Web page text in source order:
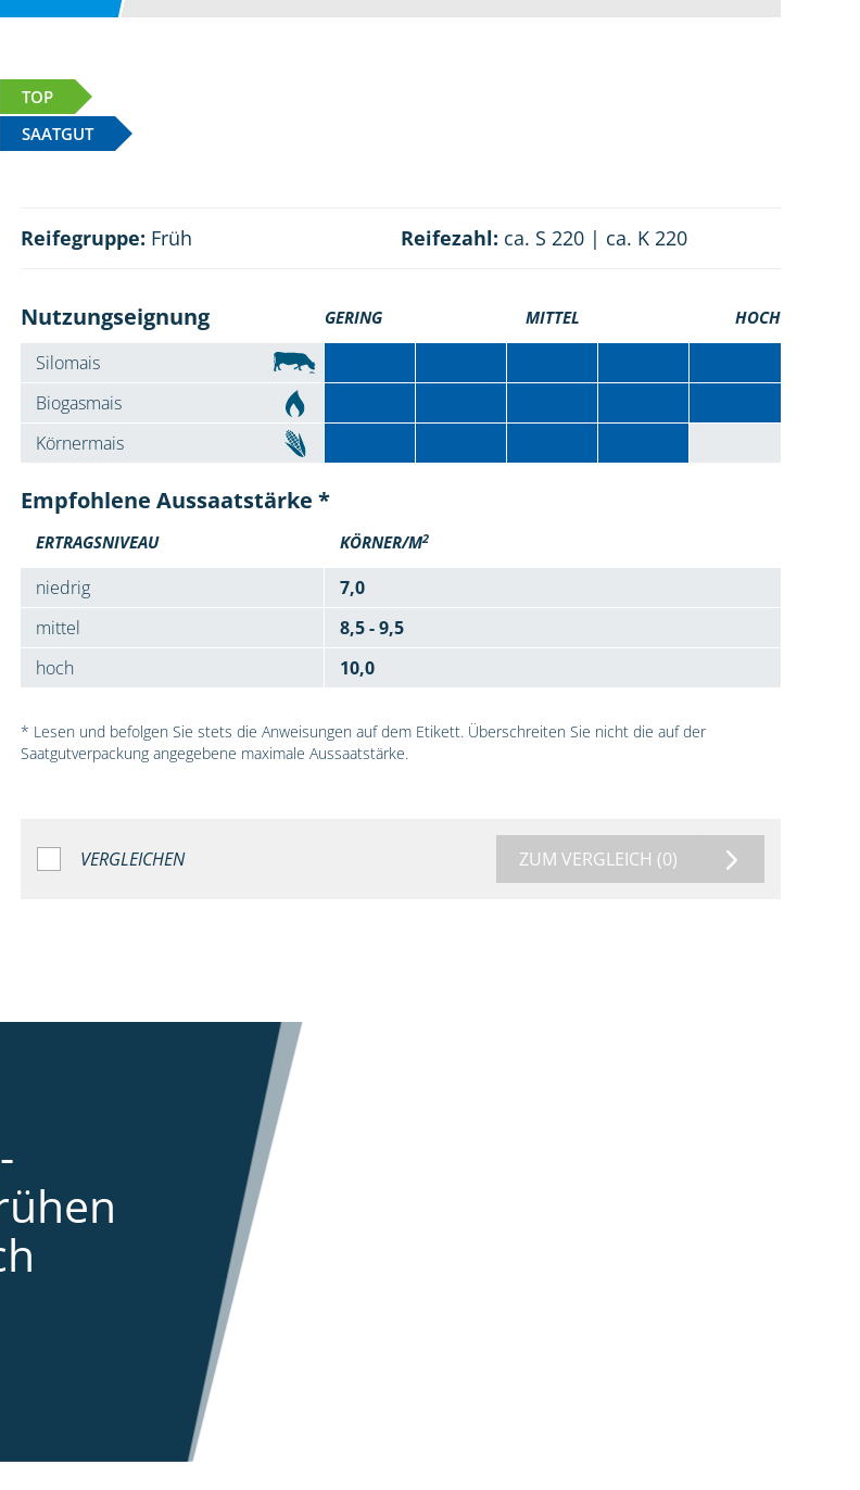
TOP
SAATGUT
Reifegruppe: Früh Reifezahl: ca. S 220 | ca. K 220
Nutzungseignung GERING MITTEL HOCH
Silomais
Biogasmais
Körnermais
Empfohlene Aussaatstärke *
ERTRAGSNIVEAU KÖRNER/M2
niedrig
7,0
mittel
8,5 - 9,5
hoch
10,0
* Lesen und befolgen Sie stets die Anweisungen auf dem Etikett. Überschreiten Sie nicht die auf der
Saatgutverpackung angegebene maximale Aussaatstärke.
VERGLEICHEN ZUM VERGLEICH (0)